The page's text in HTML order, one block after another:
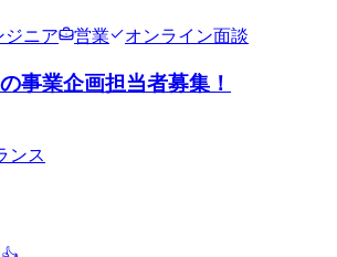
ジニア 営業 オンライン面談
事業企画担当者募集！
ンス